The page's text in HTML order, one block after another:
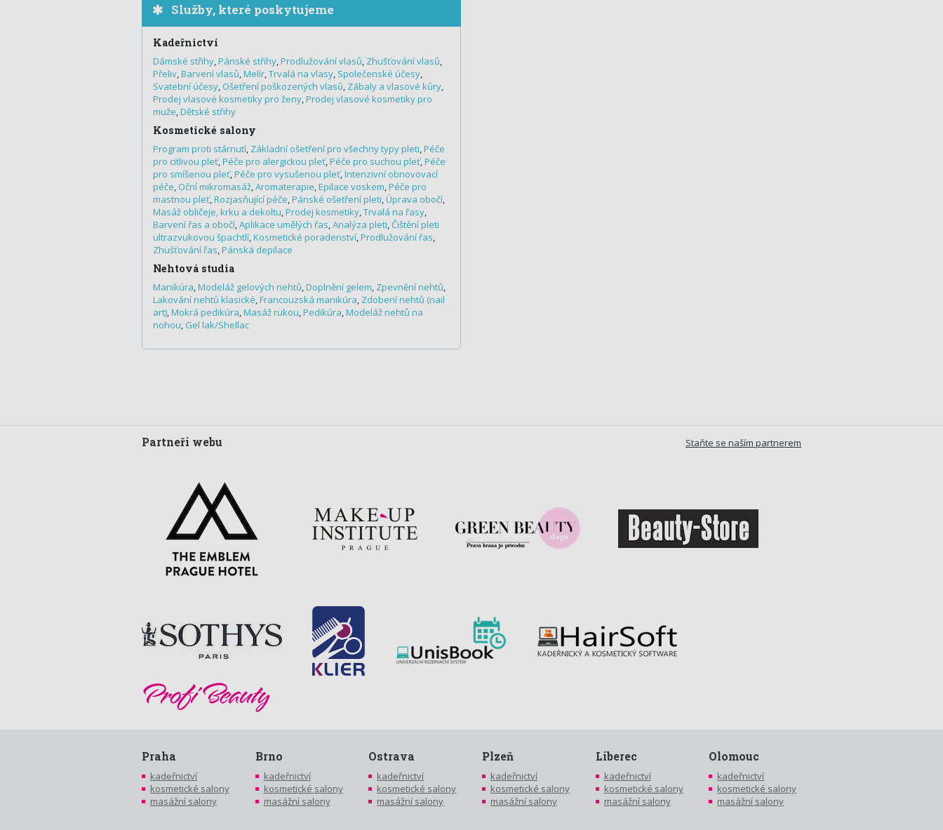
Služby, které poskytujeme
Kadeřnictví
Dámské střihy,Pánské střihy,Prodlužování vlasů, Zhušťování vlasů,
Přeliv,Barvení vlasů,Melír,Trvalá na vlasy, Společenské účesy,
Svatební účesy, Ošetření poškozených vlasů, Zábaly a vlasové kůry,
Prodej vlasové kosmetiky pro ženy,Prodej vlasové kosmetiky pro
muže,Dětské střihy
Kosmetické salony
Program proti stárnutí, Základní ošetření pro všechny typy pleti,Péče
pro citlivou pleť,Péče pro alergickou pleť,Péče pro suchou pleť,Péče
pro smíšenou pleť,Péče pro vysušenou pleť,Intenzivní obnovovací
péče, Oční mikromasáž,Aromaterapie,Epilace voskem,Péče pro
mastnou pleť,Rozjasňující péče,Pánské ošetření pleti,Úprava obočí,
Masáž obličeje, krku a dekoltu,Prodej kosmetiky,Trvalá na řasy,
Barvení řas a obočí,Aplikace umělých řas,Analýza pleti,Čištění pleti
ultrazvukovou špachtlí,Kosmetické poradenství,Prodlužování řas,
Zhušťování řas,Pánská depilace
Nehtová studia
Manikúra,Modeláž gelových nehtů,Doplnění gelem, Zpevnění nehtů,
Lakování nehtů klasické,Francouzská manikúra, Zdobení nehtů (nail
art),Mokrá pedikúra,Masáž rukou,Pedikúra,Modeláž nehtů na
nohou, Gel lak/Shellac
Staňte se naším partnerem
Partneři webu
Praha
kadeřnictví
kosmetické salony
masážní salony
Brno
kadeřnictví
kosmetické salony
masážní salony
Ostrava
kadeřnictví
kosmetické salony
masážní salony
Plzeň
kadeřnictví
kosmetické salony
masážní salony
Liberec
kadeřnictví
kosmetické salony
masážní salony
Olomouc
kadeřnictví
kosmetické salony
masážní salony